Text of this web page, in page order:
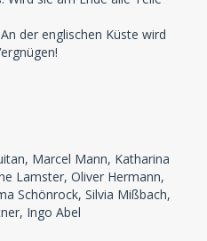
der englischen Küste wird
Marcel Mann, Katharina
Lamster, Oliver Hermann,
Schönrock, Silvia Mißbach,
Ingo Abel